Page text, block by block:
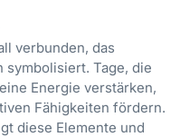
verbunden, das
symbolisiert. Tage, die
Energie verstärken,
Fähigkeiten fördern.
diese Elemente und